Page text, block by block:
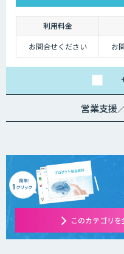
利用料金
お問合せください
お
営業支援
このカテゴリ